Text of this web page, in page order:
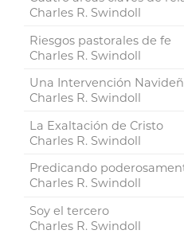
Charles R. Swindoll
Riesgos pastorales de fe
Charles R. Swindoll
Una Intervención
Charles R. Swindoll
La Exaltación de Cristo
Charles R. Swindoll
Predicando
Charles R. Swindoll
Soy el tercero
Charles R. Swindoll